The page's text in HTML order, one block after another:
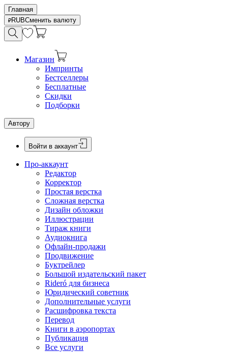
Главная
RUBСменить валюту
Магазин
Импринты
Бестселлеры
Бесплатные
Скидки
Подборки
Автору
Войти в аккаунт
Про-аккаунт
Редактор
Корректор
Простая верстка
Сложная верстка
Дизайн обложки
Иллюстрации
Тираж книги
Аудиокнига
Офлайн-продажи
Продвижение
Буктрейлер
Большой издательский пакет
Rideró для бизнеса
Юридический советник
Дополнительные услуги
Расшифровка текста
Перевод
Книги в аэропортах
Публикация
Все услуги